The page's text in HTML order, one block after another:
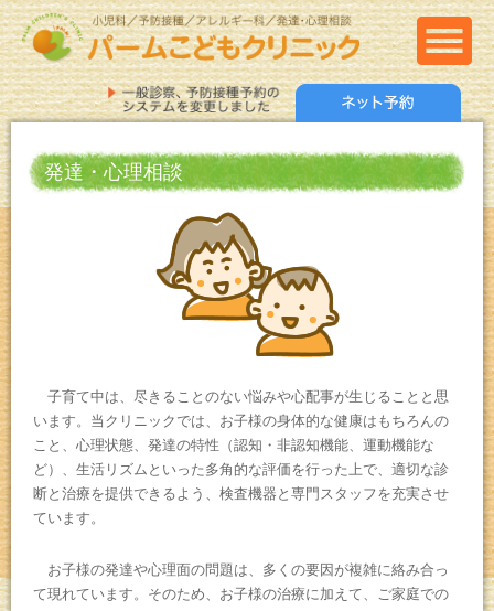
発達・心理相談
子育て中は、尽きることのない悩みや心配事が生じることと思
います。当クリニックでは、お子様の身体的な健康はもちろんの
こと、心理状態、発達の特性（認知・非認知機能、運動機能な
ど）、生活リズムといった多角的な評価を行った上で、適切な診
断と治療を提供できるよう、検査機器と専門スタッフを充実させ
ています。
お子様の発達や心理面の問題は、多くの要因が複雑に絡み合っ
て現れています。そのため、お子様の治療に加えて、ご家庭での